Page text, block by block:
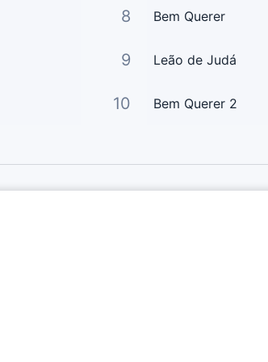
8 Bem Querer
9 Leão de Judá
10 Bem Querer 2